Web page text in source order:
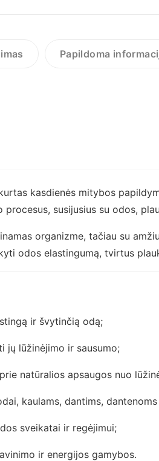
Papildoma
kasdienės mitybos
susijusius su odos,
organizme, tačiau su
odos elastingumą, tvirtus
ir švytinčią odą;
jų lūžinėjimo ir sausumo;
natūralios apsaugos nuo
kaulams, dantims,
sveikatai ir regėjimui;
ir energijos gamybos.